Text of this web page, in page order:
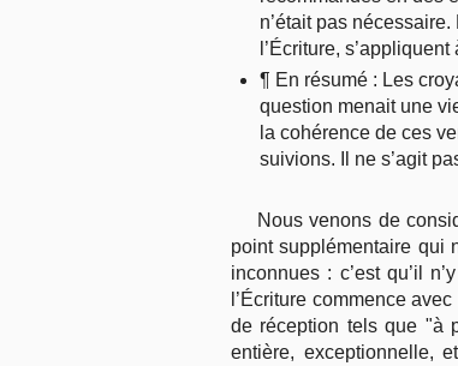
n’était pas
l’Écriture,
¶ En résumé : Les
question menait une
la cohérence de ces
suivions. Il ne s’agit
Nous venons de
point supplémentaire qui
inconnues : c’est qu’il
l’Écriture commence
de réception tels que "à
entière, exceptionnelle,